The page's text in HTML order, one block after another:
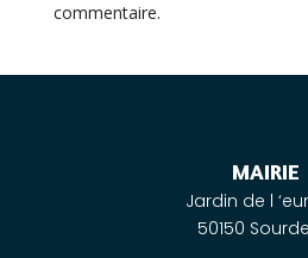
commentaire.
MAIRIE
Jardin de l
50150